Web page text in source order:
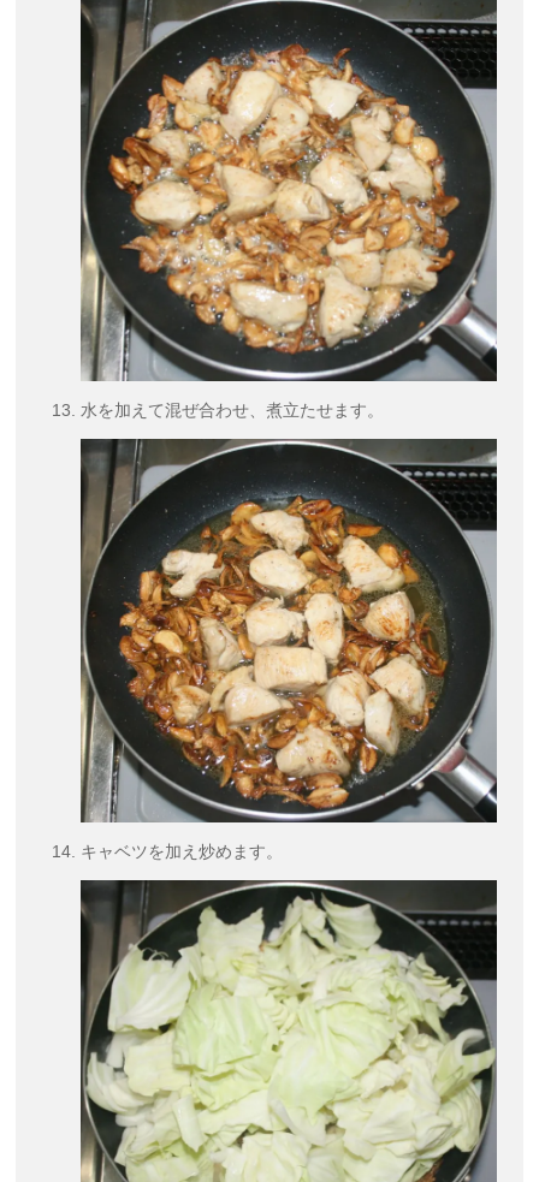
水を加えて混ぜ合わせ、煮立たせます。
キャベツを加え炒めます。